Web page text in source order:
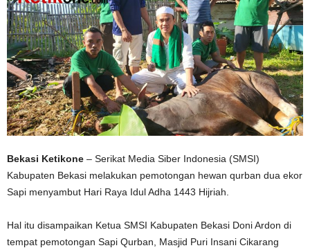
Bekasi Ketikone – Serikat Media Siber Indonesia (SMSI)
Kabupaten Bekasi melakukan pemotongan hewan qurban dua ekor
Sapi menyambut Hari Raya Idul Adha 1443 Hijriah.
Hal itu disampaikan Ketua SMSI Kabupaten Bekasi Doni Ardon di
tempat pemotongan Sapi Qurban, Masjid Puri Insani Cikarang